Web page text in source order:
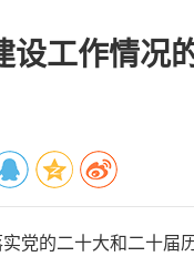
设工作情况
党的二十大和二十届